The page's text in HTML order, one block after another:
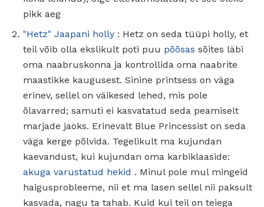
pikk aeg
"Hetz" Jaapani holly : Hetz on seda tüüpi holly, et
teil võib olla ekslikult poti puu põõsas sõites läbi
oma naabruskonna ja kontrollida oma naabrite
maastikke kaugusest. Sinine printsess on väga
erinev, sellel on väikesed lehed, mis pole
õlavarred; samuti ei kasvatatud seda peamiselt
marjade jaoks. Erinevalt Blue Princessist on seda
väga kerge põlvida. Tegelikult ma kujundan
kaevandust, kui kujundan oma karbiklaaside:
akuga varustatud hekid . Minul pole mul mingeid
haigusprobleeme, nii et ma lasen sellel nii paksult
kasvada, nagu ta tahab. Kuid kui teil on teiega